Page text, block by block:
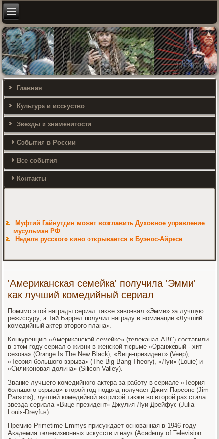
Главная
Культура и исскуство
Звезды и знаменитости
События в России
Все события
Контакты
Муфтий Гайнутдин может возглавить Духовное управление
мусульман РФ
Неделя русского кино открывается в Буэнос-Айресе
'Американская семейка' получила 'Эмми'
как лучший комедийный сериал
Помимо этой награды сериал также завоевал «Эмми» за лучшую
режиссуру, а Тай Баррел получил награду в номинации «Лучший
комедийный актер второго плана».
Конкуренцию «Американской семейке» (телеканал ABC) составили
в этом году сериал о жизни в женской тюрьме «Оранжевый - хит
сезона» (Orange Is The New Black), «Вице-президент» (Veep),
«Теория большого взрыва» (The Big Bang Theory), «Луи» (Louie) и
«Силиконовая долина» (Silicon Valley).
Звание лучшего комедийного актера за работу в сериале «Теория
большого взрыва» второй год подряд получает Джим Парсонс (Jim
Parsons), лучшей комедийной актрисой также во второй раз стала
звезда сериала «Вице-президент» Джулия Луи-Дрейфус (Julia
Louis-Dreyfus).
Премию Primetime Emmys присуждает основанная в 1946 году
Академия телевизионных искусств и наук (Academy of Television